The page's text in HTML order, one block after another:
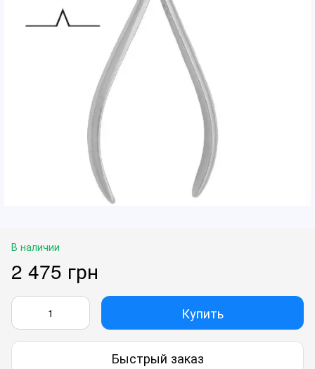
В наличии
2 475 грн
Купить
Быстрый заказ